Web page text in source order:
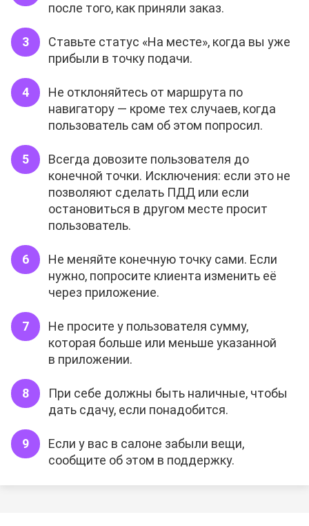
после того, как приняли заказ.
Ставьте статус «На месте», когда вы уже
прибыли в точку подачи.
Не отклоняйтесь от маршрута по
навигатору — кроме тех случаев, когда
пользователь сам об этом попросил.
Всегда довозите пользователя до
конечной точки. Исключения: если это не
позволяют сделать ПДД или если
остановиться в другом месте просит
пользователь.
Не меняйте конечную точку сами. Если
нужно, попросите клиента изменить её
через приложение.
Не просите у пользователя сумму,
которая больше или меньше указанной
в приложении.
При себе должны быть наличные, чтобы
дать сдачу, если понадобится.
Если у вас в салоне забыли вещи,
сообщите об этом в поддержку.